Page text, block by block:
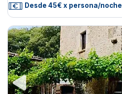
Desde 45€ x persona/noche